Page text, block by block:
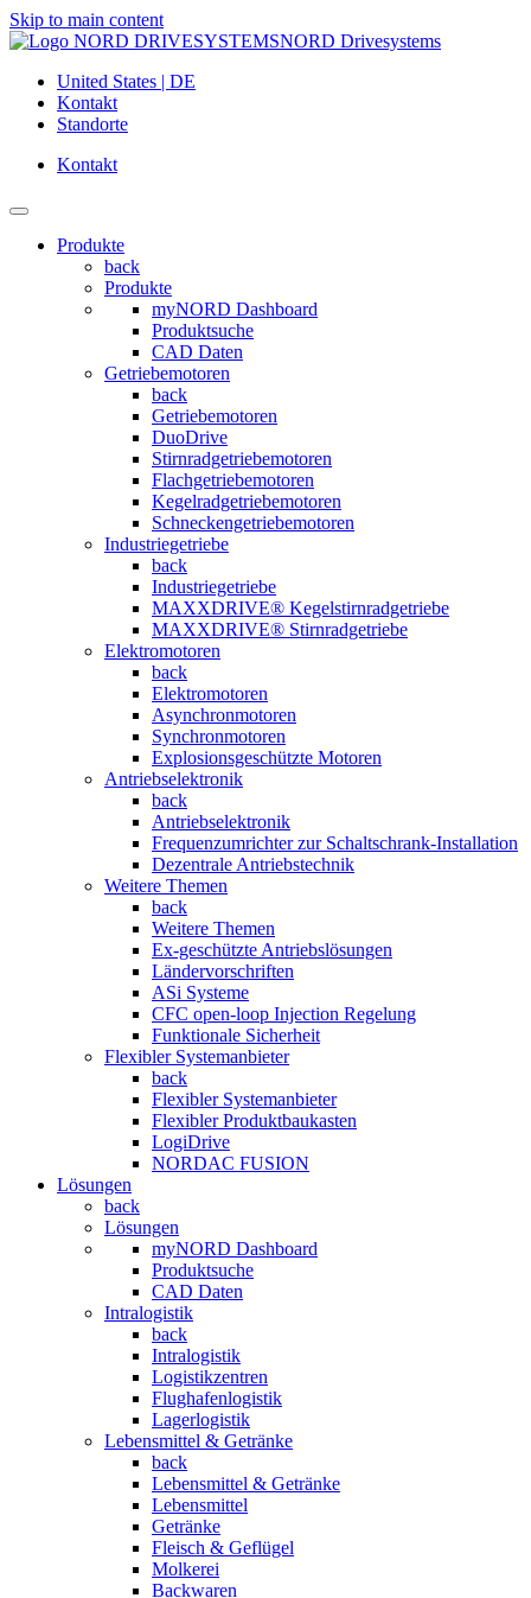
Skip to main content
NORD Drivesystems
United States | DE
Kontakt
Standorte
Kontakt
Produkte
back
Produkte
myNORD Dashboard
Produktsuche
CAD Daten
Getriebemotoren
back
Getriebemotoren
DuoDrive
Stirnradgetriebemotoren
Flachgetriebemotoren
Kegelradgetriebemotoren
Schneckengetriebemotoren
Industriegetriebe
back
Industriegetriebe
MAXXDRIVE® Kegelstirnradgetriebe
MAXXDRIVE® Stirnradgetriebe
Elektromotoren
back
Elektromotoren
Asynchronmotoren
Synchronmotoren
Explosionsgeschützte Motoren
Antriebselektronik
back
Antriebselektronik
Frequenzumrichter zur Schaltschrank-Installation
Dezentrale Antriebstechnik
Weitere Themen
back
Weitere Themen
Ex-geschützte Antriebslösungen
Ländervorschriften
ASi Systeme
CFC open-loop Injection Regelung
Funktionale Sicherheit
Flexibler Systemanbieter
back
Flexibler Systemanbieter
Flexibler Produktbaukasten
LogiDrive
NORDAC FUSION
Lösungen
back
Lösungen
myNORD Dashboard
Produktsuche
CAD Daten
Intralogistik
back
Intralogistik
Logistikzentren
Flughafenlogistik
Lagerlogistik
Lebensmittel & Getränke
back
Lebensmittel & Getränke
Lebensmittel
Getränke
Fleisch & Geflügel
Molkerei
Backwaren